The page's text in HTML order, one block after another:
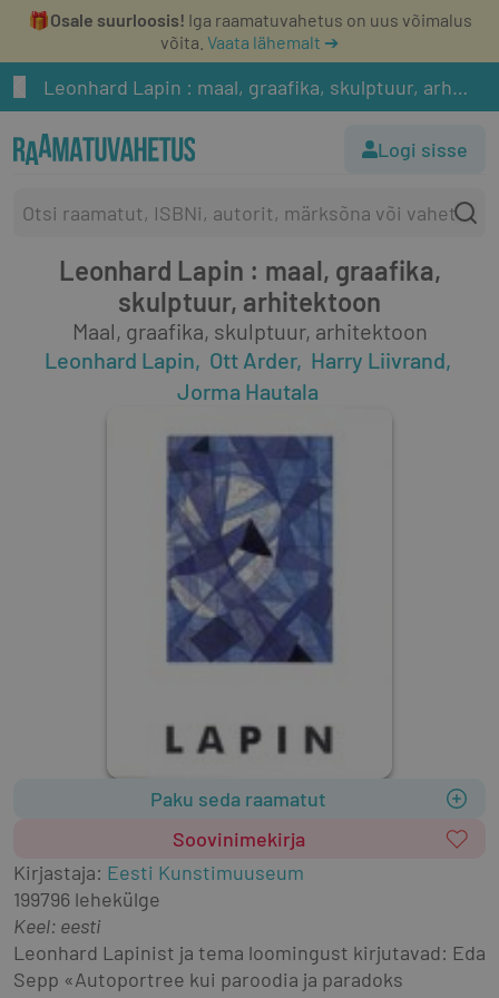
🎁Osale suurloosis! Iga raamatuvahetus on uus võimalus
võita. Vaata lähemalt ➔
Leonhard Lapin : maal, graafika, skulptuur, arhitektoon
Logi sisse
Leonhard Lapin : maal, graafika,
skulptuur, arhitektoon
Maal, graafika, skulptuur, arhitektoon
Leonhard Lapin
Ott Arder
Harry Liivrand
Jorma Hautala
Paku seda raamatut
Soovinimekirja
Kirjastaja: Eesti Kunstimuuseum
199796 lehekülge
Keel: eesti
Leonhard Lapinist ja tema loomingust kirjutavad: Eda
Sepp «Autoportree kui paroodia ja paradoks